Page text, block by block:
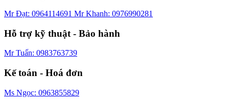
Mr Đạt: 0964114691 Mr Khanh: 0976990281
Hỗ trợ kỹ thuật - Bảo hành
Mr Tuấn: 0983763739
Kế toán - Hoá đơn
Ms Ngọc: 0963855829